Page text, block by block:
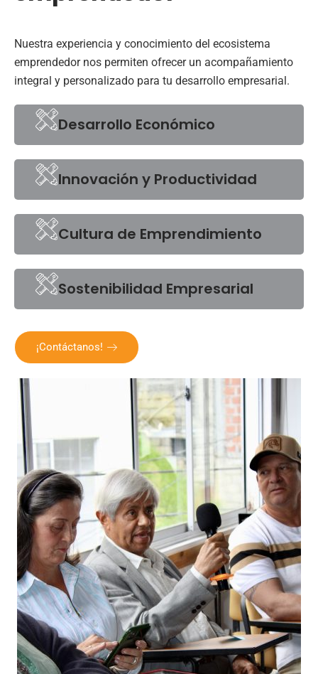
Nuestra experiencia y conocimiento del ecosistema
emprendedor nos permiten ofrecer un acompañamiento
integral y personalizado para tu desarrollo empresarial.
Desarrollo Económico
Innovación y Productividad
Cultura de Emprendimiento
Sostenibilidad Empresarial
¡Contáctanos!